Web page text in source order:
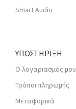
Smart Audio
ΥΠΟΣΤΗΡΙΞΗ
Ο λογαριασμός μου
Τρόποι πληρωμής
Μεταφορικά